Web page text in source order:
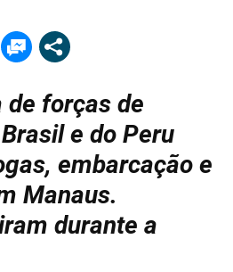
de forças de
e do Peru
embarcação e
Manaus.
durante a